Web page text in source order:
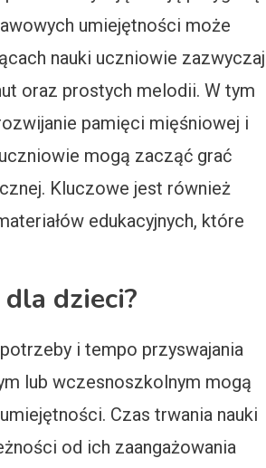
umiejętności może
nauki uczniowie zazwyczaj
oraz prostych melodii. W tym
pamięci mięśniowej i
mogą zacząć grać
Kluczowe jest również
edukacyjnych, które
dzieci?
i tempo przyswajania
lub wczesnoszkolnym mogą
Czas trwania nauki
od ich zaangażowania